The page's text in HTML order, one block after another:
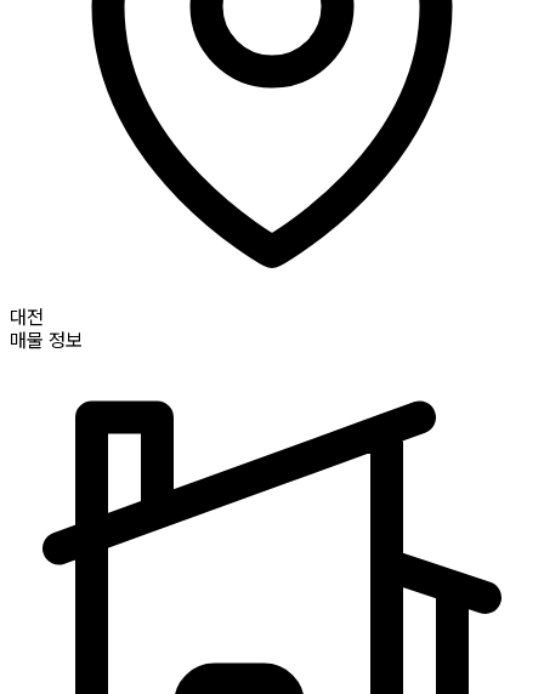
대전
매물 정보